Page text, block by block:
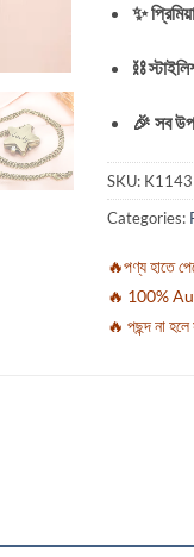
✨
⛓️
🎉 সব
SKU: K1143
Categories:
🔥পণ্য হাতে
🔥 100%
🔥 পছন্দ না